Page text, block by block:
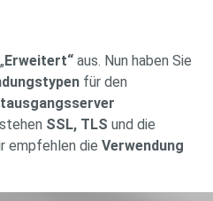
Erweitert“ aus. Nun haben Sie
für den
SSL, TLS und die
empfehlen die Verwendung